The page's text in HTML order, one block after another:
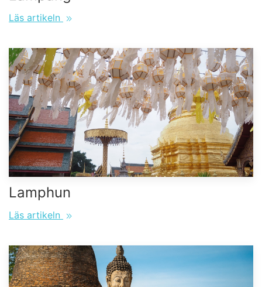
Läs artikeln
Lamphun
Läs artikeln